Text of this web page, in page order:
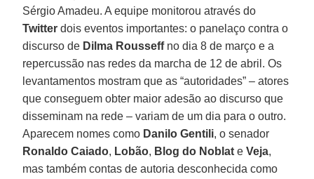
Sérgio Amadeu. A equipe monitorou através do
Twitter dois eventos importantes: o panelaço contra o
discurso de Dilma Rousseffno dia 8 de março e a
repercussão nas redes da marcha de 12 de abril. Os
levantamentos mostram que as “autoridades” – atores
que conseguem obter maior adesão ao discurso que
disseminam na rede – variam de um dia para o outro.
Aparecem nomes como Danilo Gentili, o senador
Ronaldo Caiado, Lobão, Blog do Noblat eVeja,
mas também contas de autoria desconhecida como